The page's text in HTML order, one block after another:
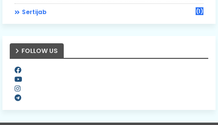
Sertijab (1)
FOLLOW US